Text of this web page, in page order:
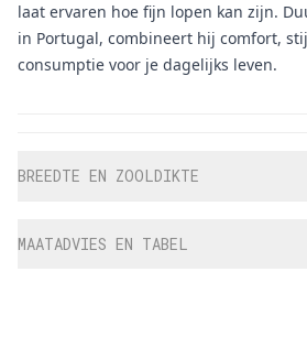
laat ervaren hoe fijn lopen kan zijn.
in Portugal, combineert hij comfort,
consumptie voor je dagelijks leven.
BREEDTE EN ZOOLDIKTE
MAATADVIES EN TABEL